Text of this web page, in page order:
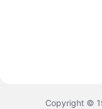
Copyright ©